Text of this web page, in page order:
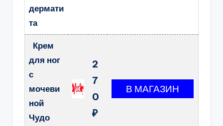
дермати
та
Крем
для ног
с
мочеви
ной
Чудо
2
7
0
₽